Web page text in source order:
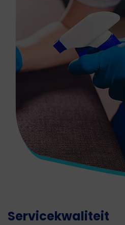
Servicekwaliteit